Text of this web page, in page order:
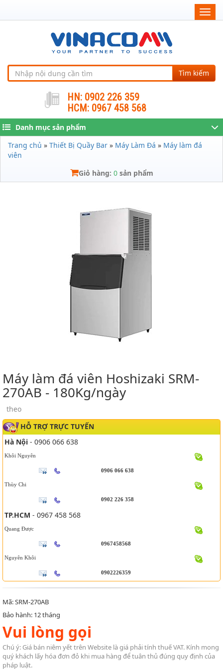
Tìm kiếm
HN: 0902 226 359
HCM: 0967 458 568
Danh mục sản phẩm
Trang chủ » Thiết Bị Quầy Bar » Máy Làm Đá » Máy làm đá
viên
Giỏ hàng: 0sản phẩm
Máy làm đá viên Hoshizaki SRM-
270AB - 180Kg/ngày
theo
HỖ TRỢ TRỰC TUYẾN
Hà Nội - 0906 066 638
Khôi Nguyên
0906 066 638
Thùy Chi
0902 226 358
TP.HCM - 0967 458 568
Quang Được
0967458568
Nguyên Khôi
0902226359
Mã: SRM-270AB
Bảo hành: 12 tháng
Vui lòng gọi
Chú ý: Giá bán niêm yết trên Website là giá phải tính thuế VAT. Kính mong
quý khách lấy hóa đơn đỏ khi mua hàng để tuân thủ đúng quy định của
pháp luật.